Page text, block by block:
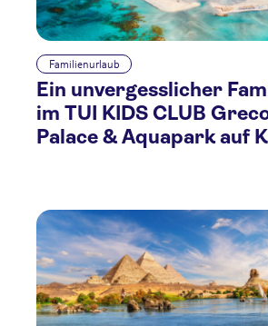
Familienurlaub
Ein unvergesslicher
im TUI KIDS CLUB
Palace & Aquapark auf